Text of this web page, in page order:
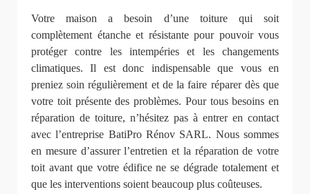
Votre maison a besoin d’une toiture qui soit
complètement étanche et résistante pour pouvoir vous
protéger contre les intempéries et les changements
climatiques. Il est donc indispensable que vous en
preniez soin régulièrement et de la faire réparer dès que
votre toit présente des problèmes. Pour tous besoins en
réparation de toiture, n’hésitez pas à entrer en contact
avec l’entreprise BatiPro Rénov SARL. Nous sommes
en mesure d’assurer l’entretien et la réparation de votre
toit avant que votre édifice ne se dégrade totalement et
que les interventions soient beaucoup plus coûteuses.